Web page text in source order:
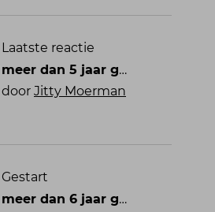
Laatste reactie
meer dan 5 jaar geleden
door Jitty Moerman
Gestart
meer dan 6 jaar geleden